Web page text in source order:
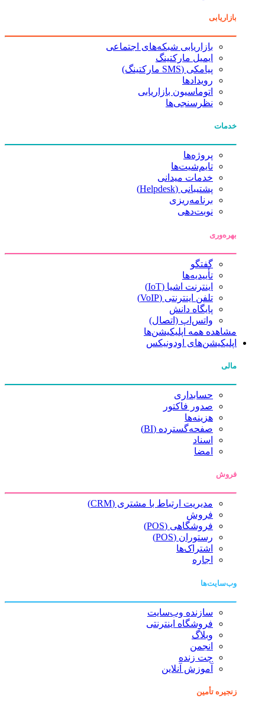
بازاریابی
بازاریابی شبکه‌های اجتماعی
ایمیل مارکتینگ
پیامکی (SMS مارکتینگ)
رویدادها
اتوماسیون بازاریابی
نظرسنجی‌ها
خدمات
پروژه‌ها
تایم‌شیت‌ها
خدمات میدانی
پشتیبانی (Helpdesk)
برنامه‌ریزی
نوبت‌دهی
بهره‌وری
گفتگو
تأییدیه‌ها
اینترنت اشیا (IoT)
تلفن اینترنتی (VoIP)
پایگاه دانش
واتس‌اپ (اتصال)
مشاهده همه اپلیکیشن‌ها
اپلیکیشن‌های اودونیکس
مالی
حسابداری
صدور فاکتور
هزینه‌ها
صفحه‌گسترده (BI)
اسناد
امضا
فروش
مدیریت ارتباط با مشتری (CRM)
فروش
فروشگاهی (POS)
رستوران (POS)
اشتراک‌ها
اجاره
وب‌سایت‌ها
سازنده وب‌سایت
فروشگاه اینترنتی
وبلاگ
انجمن
چت زنده
آموزش آنلاین
زنجیره تأمین